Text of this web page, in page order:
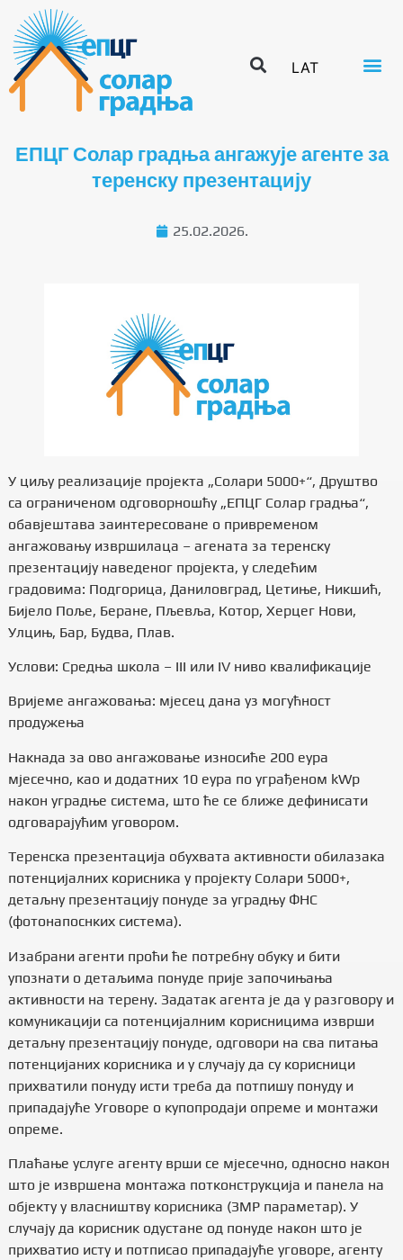
LAT
ЕПЦГ Солар градња ангажује агенте за
теренску презентацију
25.02.2026.
У циљу реализације пројекта „Солари 5000+“, Друштво
са ограниченом одговорношћу „ЕПЦГ Солар градња“,
обавјештава заинтересоване о привременом
ангажовању извршилаца – агената за теренску
презентацију наведеног пројекта, у следећим
градовима: Подгорица, Даниловград, Цетиње, Никшић,
Бијело Поље, Беране, Пљевља, Котор, Херцег Нови,
Улцињ, Бар, Будва, Плав.
Услови: Средња школа – III или IV ниво квалификације
Вријеме ангажовања: мјесец дана уз могућност
продужења
Накнада за ово ангажовање износиће 200 еура
мјесечно, као и додатних 10 еура по уграђеном kWp
након уградње система, што ће се ближе дефинисати
одговарајућим уговором.
Теренска презентација обухвата активности обилазака
потенцијалних корисника у пројекту Солари 5000+,
детаљну презентацију понуде за уградњу ФНС
(фотонапоснких система).
Изабрани агенти проћи ће потребну обуку и бити
упознати о детаљима понуде прије започињања
активности на терену. Задатак агента је да у разговору и
комуникацији са потенцијалним корисницима изврши
детаљну презентацију понуде, одговори на сва питања
потенцијаних корисника и у случају да су корисници
прихватили понуду исти треба да потпишу понуду и
припадајуће Уговоре о купопродаји опреме и монтажи
опреме.
Плаћање услуге агенту врши се мјесечно, односно након
што је извршена монтажа потконструкција и панела на
објекту у власништву корисника (ЗМР параметар). У
случају да корисник одустане од понуде након што је
прихватио исту и потписао припадајуће уговоре, агенту